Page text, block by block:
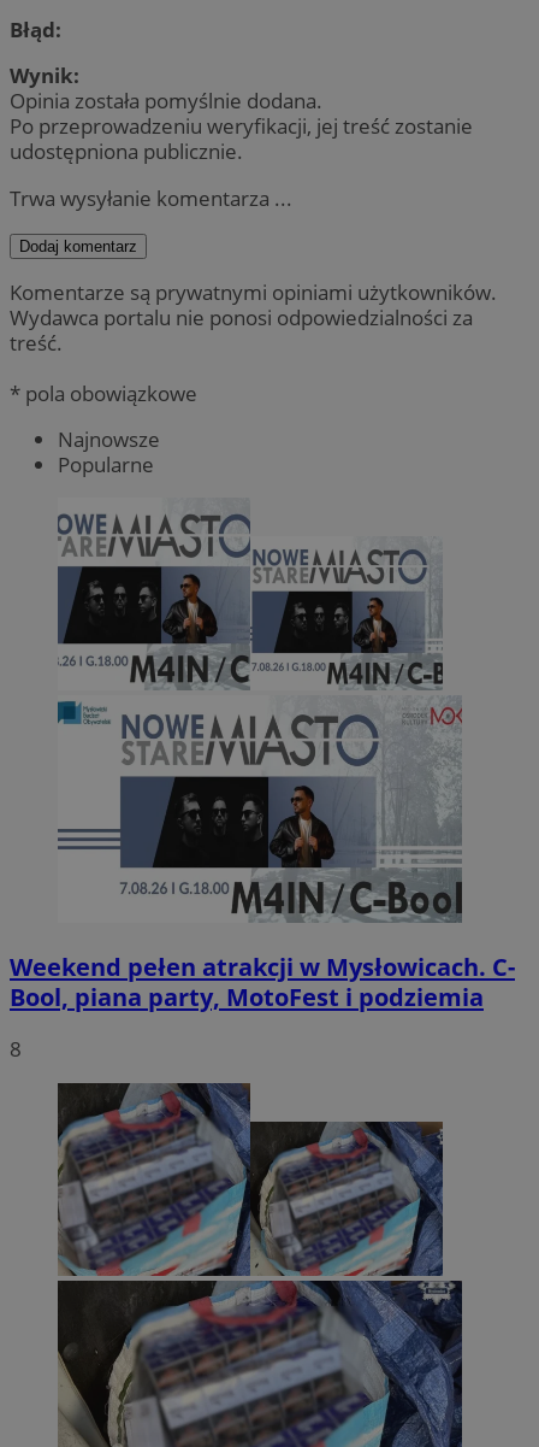
Błąd:
Wynik:
Opinia została pomyślnie dodana.
Po przeprowadzeniu weryfikacji, jej treść zostanie
udostępniona publicznie.
Trwa wysyłanie komentarza ...
Dodaj komentarz
Komentarze są prywatnymi opiniami użytkowników.
Wydawca portalu nie ponosi odpowiedzialności za
treść.
* pola obowiązkowe
Najnowsze
Popularne
Weekend pełen atrakcji w Mysłowicach. C-
Bool, piana party, MotoFest i podziemia
8